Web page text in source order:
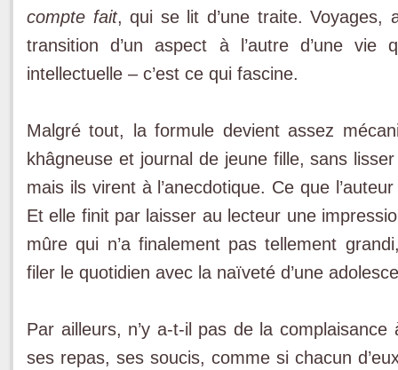
compte fait, qui se lit d’une traite. Voyages,
transition d’un aspect à l’autre d’une
intellectuelle – c’est ce qui fascine.
Malgré tout, la formule devient assez
khâgneuse et journal de jeune fille, sans
mais ils virent à l’anecdotique. Ce que
Et elle finit par laisser au lecteur une
mûre qui n’a finalement pas tellement
filer le quotidien avec la naïveté d’une
Par ailleurs, n’y a-t-il pas de la
ses repas, ses soucis, comme si chacun